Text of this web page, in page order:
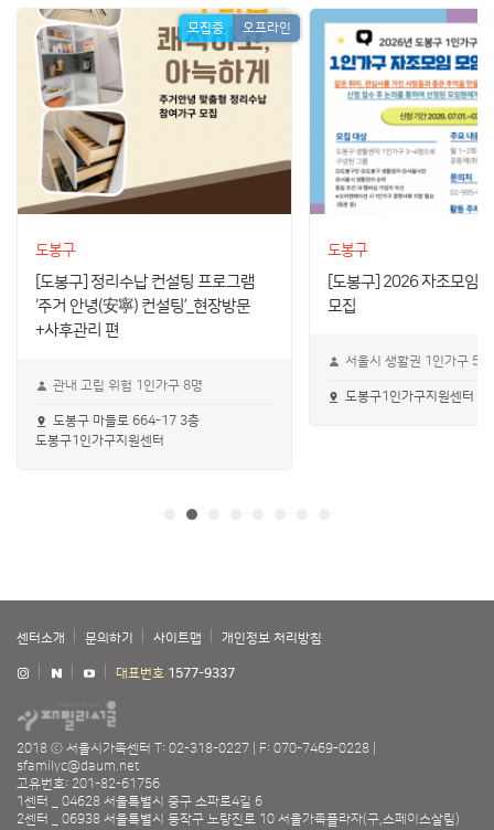
모집중 오프라인
도봉구
[도봉구] 정리수납 컨설팅 프로그램
‘주거 안녕(安寧) 컨설팅’_현장방문
+사후관리 편
관내 고립 위험 1인가구 8명
도봉구 마들로 664-17 3층
도봉구1인가구지원센터
도봉구
[도봉구] 2026 자조모임
모집
서울시 생활권 1인가구 5명
도봉구1인가구지원센터
센터소개 문의하기 사이트맵 개인정보 처리방침
대표번호 1577-9337
2018 ⓒ 서울시가족센터 T: 02-318-0227
F: 070-7469-0228
sfamilyc@daum.net
고유번호: 201-82-61756
1센터 _ 04628 서울특별시 중구 소파로4길 6
2센터 _ 06938 서울특별시 동작구 노량진로 10 서울가족플라자(구,스페이스살림)